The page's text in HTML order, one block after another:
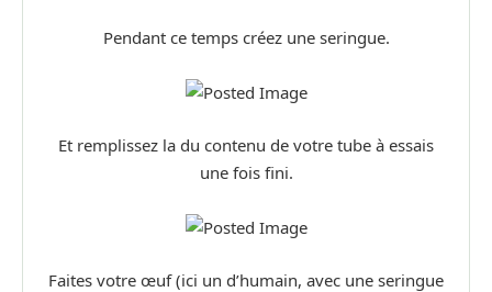
Pendant ce temps créez une seringue.
Et remplissez la du contenu de votre tube à essais
une fois fini.
Faites votre œuf (ici un d’humain, avec une seringue